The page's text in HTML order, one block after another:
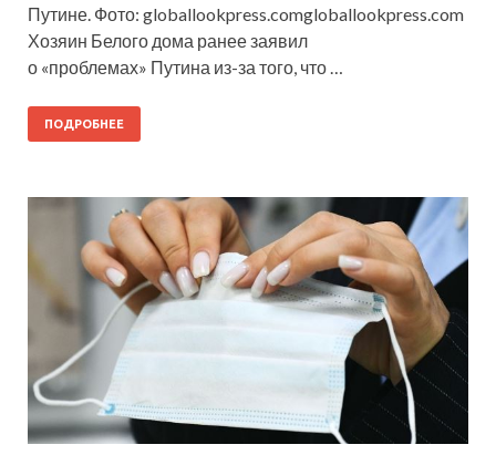
Путине. Фото: globallookpress.comgloballookpress.com
Хозяин Белого дома ранее заявил
о «проблемах» Путина из-за того, что …
ПОДРОБНЕЕ